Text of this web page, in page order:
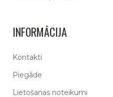
INFORMĀCIJA
Kontakti
Piegāde
Lietošanas noteikumi